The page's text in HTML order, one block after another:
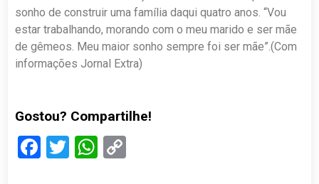
sonho de construir uma família daqui quatro anos. “Vou
estar trabalhando, morando com o meu marido e ser mãe
de gêmeos. Meu maior sonho sempre foi ser mãe”.(Com
informações Jornal Extra)
Gostou? Compartilhe!
Facebook
TwitterWhatsApp